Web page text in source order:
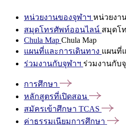
หน่วยงานของจุฬาฯ หน่วยงา
สมุดโทรศัพท์ออนไลน์ สมุดโ
Chula Map Chula Map
แผนที่และการเดินทาง แผนที่
ร่วมงานกับจุฬาฯ ร่วมงานกับ
การศึกษา
หลักสูตรที่เปิดสอน
สมัครเข้าศึกษา TCAS
ค่าธรรมเนียมการศึกษา